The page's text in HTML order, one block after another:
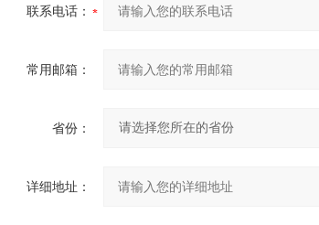
联系电话：
常用邮箱：
省份：
详细地址：